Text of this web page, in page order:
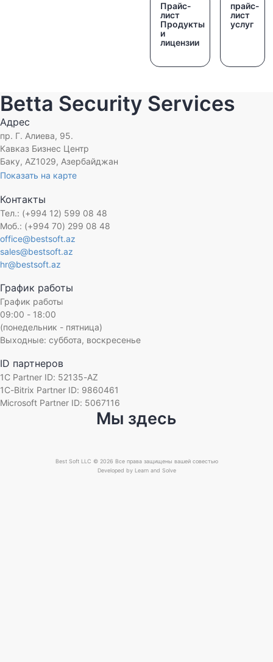
Прайс-
лист
Продукты
и
лицензии
прайс-
лист
услуг
Betta Security Services
Адрес
пр. Г. Алиева, 95.
Кавказ Бизнес Центр
Баку, AZ1029, Азербайджан
Показать на карте
Контакты
Тел.: (+994 12) 599 08 48
Моб.: (+994 70) 299 08 48
office@bestsoft.az
sales@bestsoft.az
hr@bestsoft.az
График работы
График работы
09:00 - 18:00
(понедельник - пятница)
Выходные: суббота, воскресенье
ID партнеров
1C Partner ID: 52135-AZ
1C-Bitrix Partner ID: 9860461
Microsoft Partner ID: 5067116
Мы здесь
Best Soft LLC © 2026 Все права защищены вашей совестью
Developed by Learn and Solve